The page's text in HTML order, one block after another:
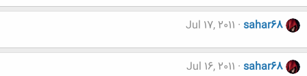
sahar68
Jul 17, 2011
sahar68
Jul 16, 2011